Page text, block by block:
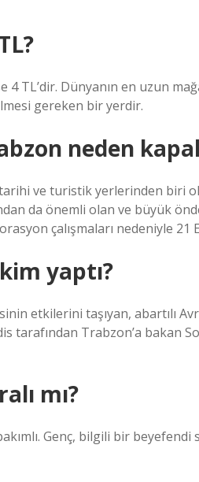
TL’dir. Dünyanın en uzun
gereken bir yerdir.
neden
ve turistik yerlerinden biri
da önemli olan ve büyük
çalışmaları nedeniyle 21
yaptı?
etkilerini taşıyan, abartılı
tarafından Trabzon’a bakan
mı?
Genç, bilgili bir